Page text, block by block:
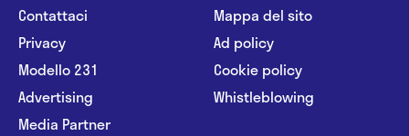
Contattaci
Privacy
Modello 231
Advertising
Media Partner
Mappa del sito
Ad policy
Cookie policy
Whistleblowing